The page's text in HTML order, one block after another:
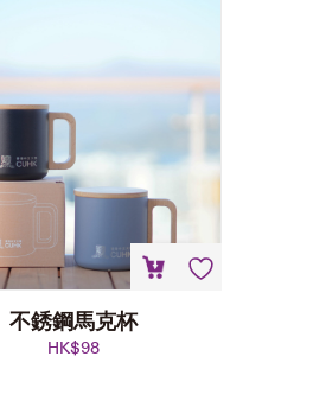
不銹鋼馬克杯
HK$98